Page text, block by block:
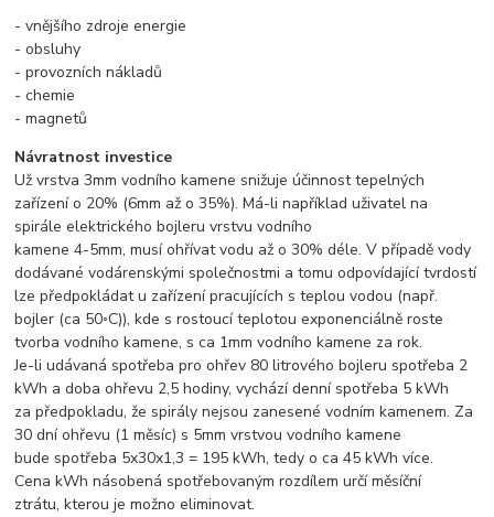
- vnějšího zdroje energie
- obsluhy
- provozních nákladů
- chemie
- magnetů
Návratnost investice
Už vrstva 3mm vodního kamene snižuje účinnost tepelných
zařízení o 20% (6mm až o 35%). Má-li například uživatel na
spirále elektrického bojleru vrstvu vodního
kamene 4-5mm, musí ohřívat vodu až o 30% déle. V případě vody
dodávané vodárenskými společnostmi a tomu odpovídající tvrdostí
lze předpokládat u zařízení pracujících s teplou vodou (např.
bojler (ca 50◦C)), kde s rostoucí teplotou exponenciálně roste
tvorba vodního kamene, s ca 1mm vodního kamene za rok.
Je-li udávaná spotřeba pro ohřev 80 litrového bojleru spotřeba 2
kWh a doba ohřevu 2,5 hodiny, vychází denní spotřeba 5 kWh
za předpokladu, že spirály nejsou zanesené vodním kamenem. Za
30 dní ohřevu (1 měsíc) s 5mm vrstvou vodního kamene
bude spotřeba 5x30x1,3 = 195 kWh, tedy o ca 45 kWh více.
Cena kWh násobená spotřebovaným rozdílem určí měsíční
ztrátu, kterou je možno eliminovat.